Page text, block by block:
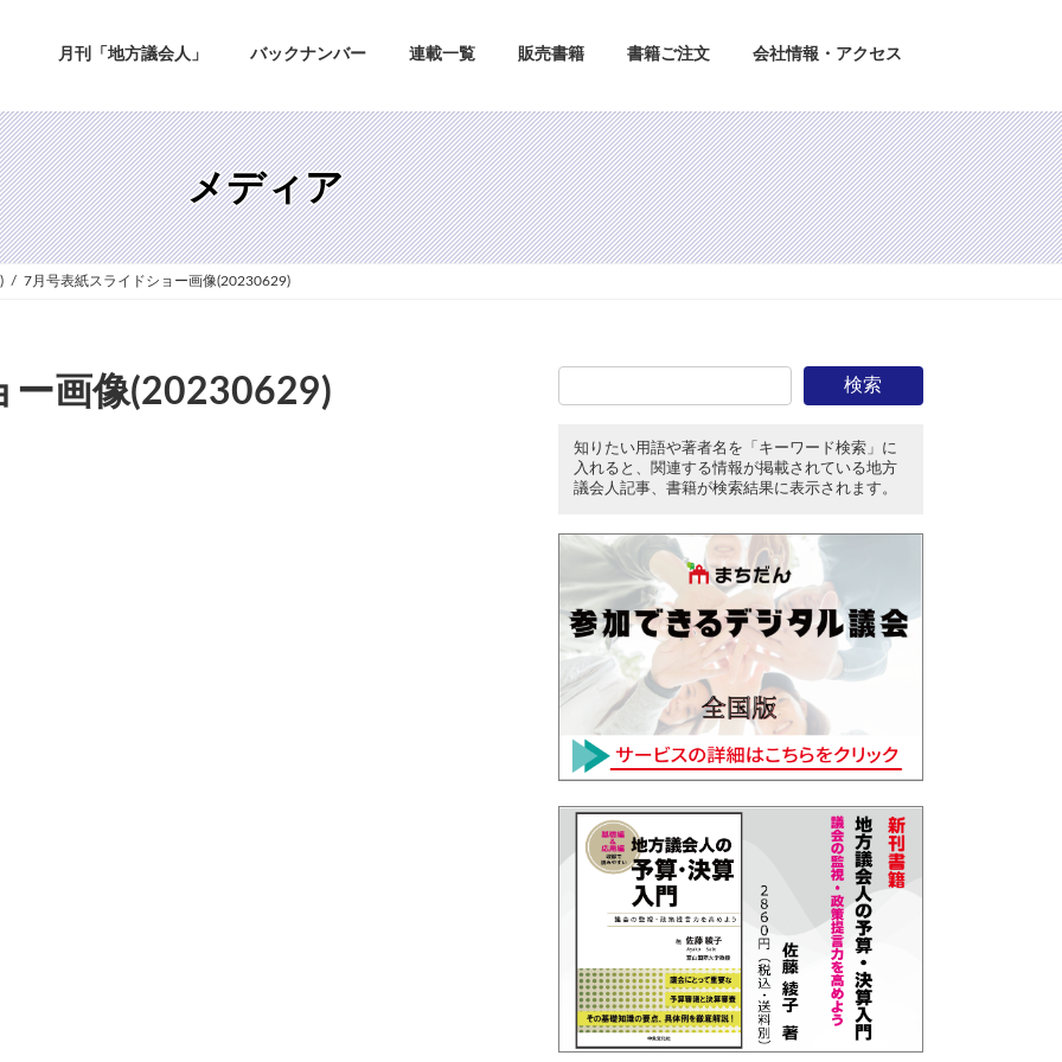
月刊「地方議会人」 バックナンバー 連載一覧 販売書籍 書籍ご注文 会社情報・アクセス
メディア
7月号表紙スライドショー画像(20230629)
ー画像(20230629) 検索
知りたい用語や著者名を「キーワード検索」に
入れると、関連する情報が掲載されている地方
議会人記事、書籍が検索結果に表示されます。